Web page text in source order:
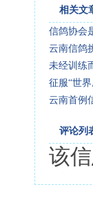
相关文
信鸽协会
云南信鸽
未经训练
征服“世
云南首例
评论列
该